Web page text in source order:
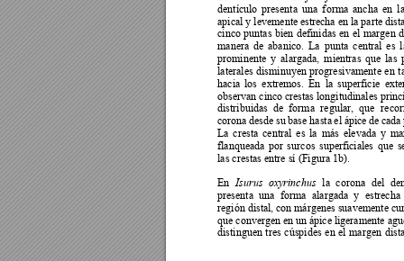
dentículo presenta una forma ancha en
apical y levemente estrecha en la parte
cinco puntas bien definidas en el margen
manera de abanico. La punta central es
prominente y alargada, mientras que las
laterales disminuyen progresivamente en
hacia los extremos. En la superficie
observan cinco crestas longitudinales
distribuidas de forma regular, que
corona desde su base hasta el ápice de cada
La cresta central es la más elevada y
flanqueada por surcos superficiales que
las crestas entre sí (Figura 1b).
En Isurus oxyrinchus la corona del
presenta una forma alargada y estrecha
región distal, con márgenes suavemente c
que convergen en un ápice ligeramente
distinguen tres cúspides en el margen